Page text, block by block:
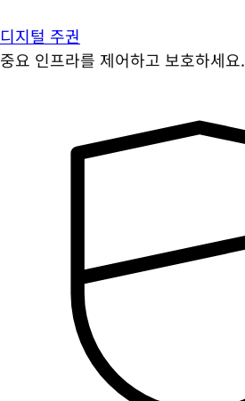
디지털 주권
중요 인프라를 제어하고 보호하세요.